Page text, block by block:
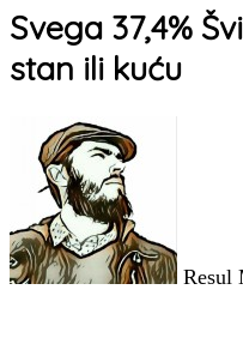
Svega 37,4%
stan ili kuću
Resul